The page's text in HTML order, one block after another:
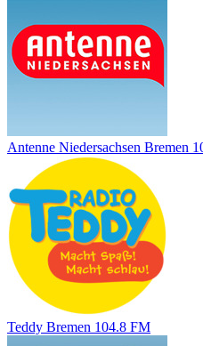
Antenne Niedersachsen Bremen
Teddy Bremen 104.8 FM